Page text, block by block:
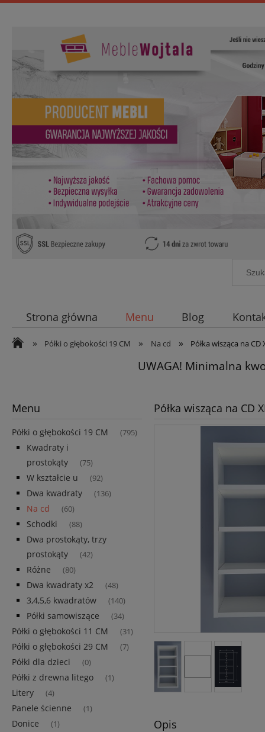
Strona główna Menu Blog
» Półki o głębokości 19 CM » Na cd » Półka wisząca na
UWAGA! Minimalna
Menu
Półki o głębokości 19 CM (795)
Kwadraty i
prostokąty
(75)
W kształcie u (92)
Dwa kwadraty (136)
Na cd (60)
Schodki (88)
Dwa prostokąty, trzy
prostokąty
(42)
Różne (80)
Dwa kwadraty x2 (48)
3,4,5,6 kwadratów (140)
Półki samowiszące (34)
Półki o głębokości 11 CM (31)
Półki o głębokości 29 CM (7)
Półki dla dzieci (0)
Półki z drewna litego (1)
Litery (4)
Panele ścienne (1)
Donice (1)
Półka wisząca na CD
Opis